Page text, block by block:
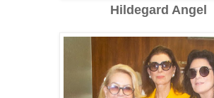
Hildegard Angel